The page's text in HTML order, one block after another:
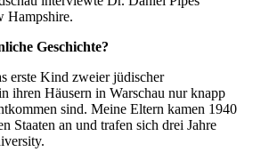
Hampshire.
Geschichte?
erste Kind zweier jüdischer
ihren Häusern in Warschau nur knapp
sind. Meine Eltern kamen 1940
Staaten an und trafen sich drei Jahre